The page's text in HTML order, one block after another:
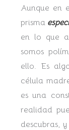
Aunque en
prisma
en lo que
somos
ello. Es
célula
es una
realidad
descubras,